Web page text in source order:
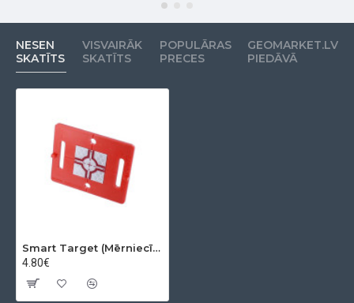
NESEN
SKATĪTS
VISVAIRĀK
SKATĪTS
POPULĀRAS
PRECES
GEOMARKET.LV
PIEDĀVĀ
Smart Target (Mērniecības marka) RS50
4.80€